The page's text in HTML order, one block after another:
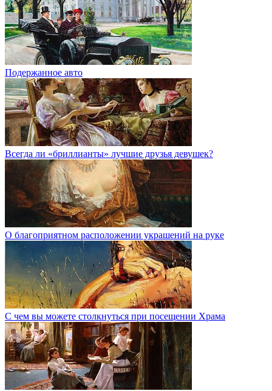
Подержанное авто
Всегда ли «бриллианты» лучшие друзья девушек?
О благоприятном расположении украшений на руке
С чем вы можете столкнуться при посещении Храма